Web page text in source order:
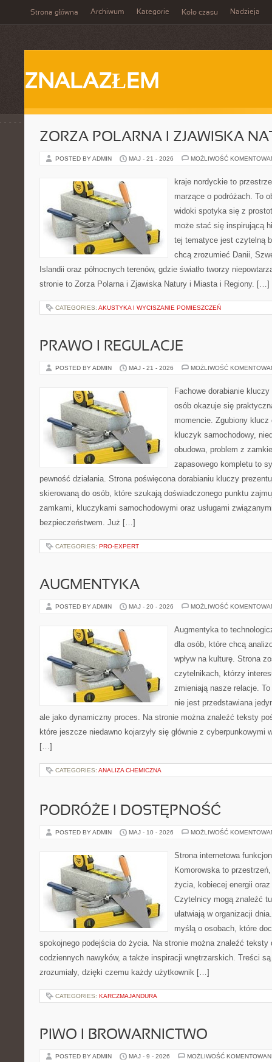
Strona główna Archiwum Kategorie Koło czasu Nadzieja
ZNALAZŁEM
ZORZA POLARNA I ZJAWISKA
POSTED BY ADMIN MAJ - 21 - 2026 MOŻLIWOŚĆ
kraje nordyckie to
marzące o podróżach. To
widoki spotyka się z
może stać się inspirującą
tej tematyce jest czytelną
chcą zrozumieć Danii,
Islandii oraz północnych terenów, gdzie światło tworzy
stronie to Zorza Polarna i Zjawiska Natury i Miasta i Regiony. […]
CATEGORIES: AKUSTYKA I WYCISZANIE POMIESZCZEŃ
PRAWO I REGULACJE
POSTED BY ADMIN MAJ - 21 - 2026 MOŻLIWOŚĆ
Fachowe dorabianie
osób okazuje się
momencie. Zgubiony
kluczyk samochodowy,
obudowa, problem z
zapasowego kompletu to
pewność działania. Strona poświęcona dorabianiu kluczy
skierowaną do osób, które szukają doświadczonego punktu
zamkami, kluczykami samochodowymi oraz usługami
bezpieczeństwem. Już […]
CATEGORIES: PRO-EXPERT
AUGMENTYKA
POSTED BY ADMIN MAJ - 20 - 2026 MOŻLIWOŚĆ
Augmentyka to
dla osób, które chcą
wpływ na kulturę. Strona
czytelnikach, którzy
zmieniają nasze relacje.
nie jest przedstawiana
ale jako dynamiczny proces. Na stronie można znaleźć teksty
które jeszcze niedawno kojarzyły się głównie z
[…]
CATEGORIES: ANALIZA CHEMICZNA
PODRÓŻE I DOSTĘPNOŚĆ
POSTED BY ADMIN MAJ - 10 - 2026 MOŻLIWOŚĆ
Strona internetowa
Komorowska to
życia, kobiecej energii
Czytelnicy mogą znaleźć
ułatwiają w organizacji
myślą o osobach, które
spokojnego podejścia do życia. Na stronie można znaleźć
codziennych nawyków, a także inspiracji wnętrzarskich. Treści
zrozumiały, dzięki czemu każdy użytkownik […]
CATEGORIES: KARCZMAJANDURA
PIWO I BROWARNICTWO
POSTED BY ADMIN MAJ - 9 - 2026 MOŻLIWOŚĆ